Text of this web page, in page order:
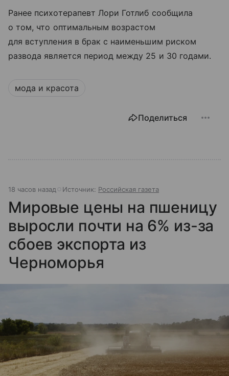
Ранее психотерапевт Лори Готлиб сообщила
о том, что оптимальным возрастом
для вступления в брак с наименьшим риском
развода является период между 25 и 30 годами.
мода и красота
Поделиться
18 часов назад Источник: Российская газета
Мировые цены на пшеницу
выросли почти на 6% из-за
сбоев экспорта из
Черноморья